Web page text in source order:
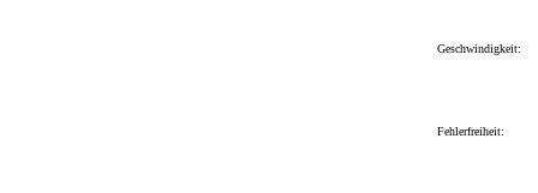
Geschwindigkeit:
Fehlerfreiheit: